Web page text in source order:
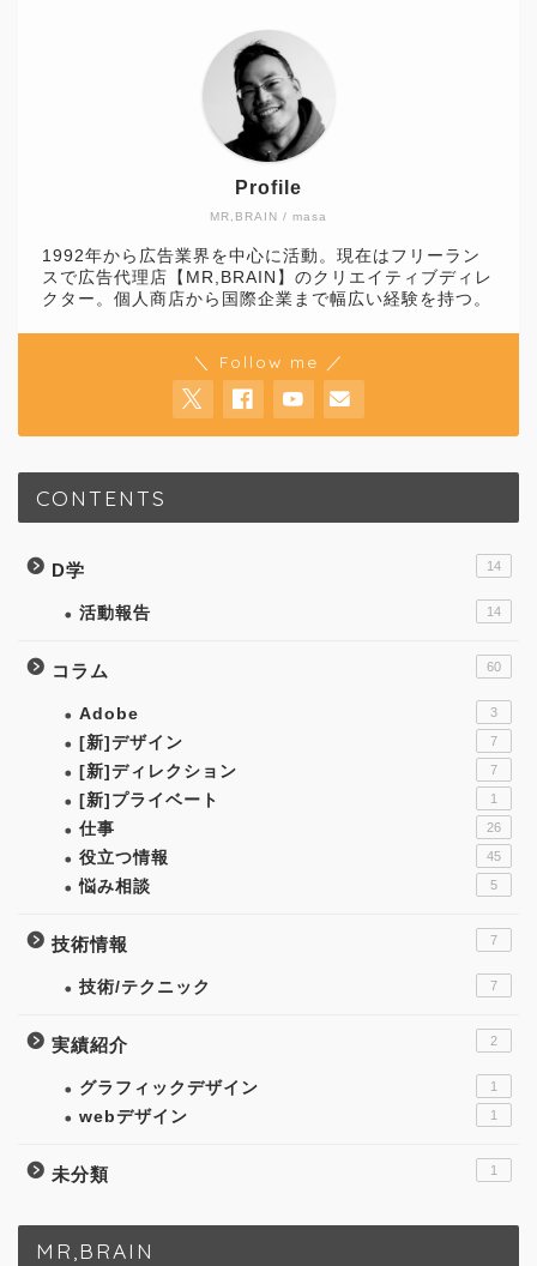
MR,BRAIN / masa
Profile
1992年から広告業界を中心に活動。現在はフリーラン
スで広告代理店【MR,BRAIN】のクリエイティブディレ
クター。個人商店から国際企業まで幅広い経験を持つ。
＼ Follow me ／
CONTENTS
D学 14
活動報告 14
コラム 60
Adobe 3
[新]デザイン 7
[新]ディレクション 7
[新]プライベート 1
仕事 26
役立つ情報 45
悩み相談 5
技術情報 7
技術/テクニック 7
実績紹介 2
グラフィックデザイン 1
webデザイン 1
未分類 1
MR,BRAIN